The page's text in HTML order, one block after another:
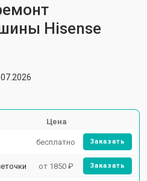
Hisense
Цена
бесплатно Заказать
от 1850 ₽ Заказать